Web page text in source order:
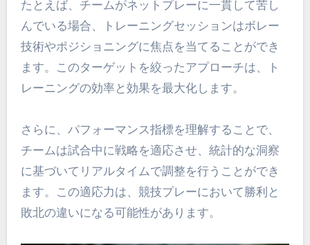
たとえば、チームがネットプレーに一貫して苦し
んでいる場合、トレーニングセッションはボレー
技術やポジショニングに焦点を当てることができ
ます。このターゲットを絞ったアプローチは、ト
レーニングの効率と効果を最大化します。
さらに、パフォーマンス指標を理解することで、
チームは試合中に戦略を適応させ、統計的な洞察
に基づいてリアルタイムで調整を行うことができ
ます。この適応力は、競技プレーにおいて勝利と
敗北の違いになる可能性があります。